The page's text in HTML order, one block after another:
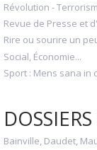
Révolution -
Revue de Presse et
Rire ou sourire un
Social, Économie...
Sport : Mens sana in
Bainville, Daudet,